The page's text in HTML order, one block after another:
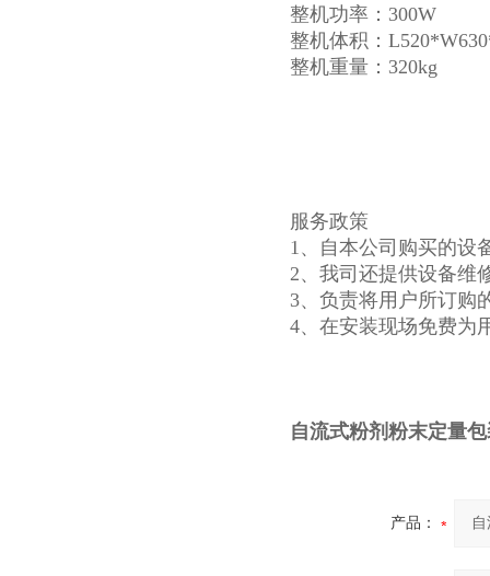
整机功率：300W
整机体积：
整机重量：320kg
服务政策
1、自本公司购买的设
2、我司还提供设备维
3、负责将用户所订购
4、在安装现场免费为
自流式粉剂粉末定量
产品：